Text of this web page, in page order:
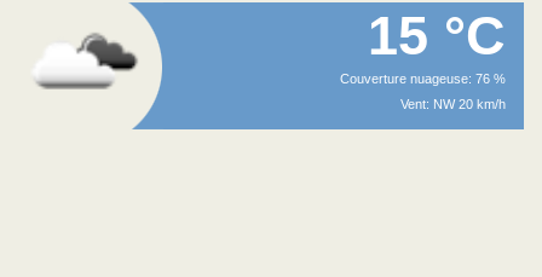
15 °C
Couverture nuageuse: 76 %
Vent: NW 20 km/h